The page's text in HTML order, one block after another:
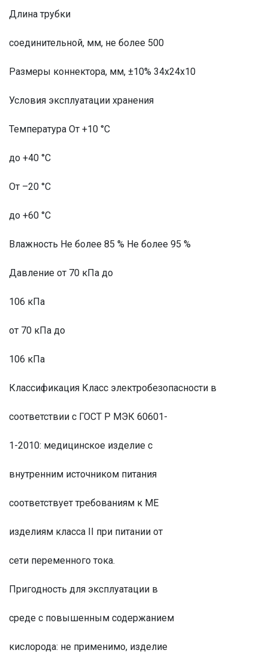
Длина трубки
соединительной, мм, не более 500
Размеры коннектора, мм, ±10% 34х24х10
Условия эксплуатации хранения
Температура От +10 °С
до +40 °С
От –20 °С
до +60 °С
Влажность Не более 85 % Не более 95 %
Давление от 70 кПа до
106 кПа
от 70 кПа до
106 кПа
Классификация Класс электробезопасности в
соответствии с ГОСТ Р МЭК 60601-
1-2010: медицинское изделие с
внутренним источником питания
соответствует требованиям к МЕ
изделиям класса II при питании от
сети переменного тока.
Пригодность для эксплуатации в
среде с повышенным содержанием
кислорода: не применимо, изделие